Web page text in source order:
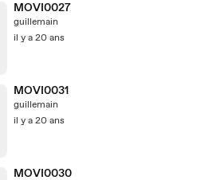
MOVI0027
guillemain
il y a 20 ans
MOVI0031
guillemain
il y a 20 ans
MOVI0030